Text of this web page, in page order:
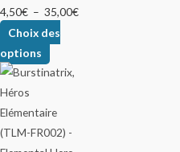
4,50€ – 35,00€
Choix des
options